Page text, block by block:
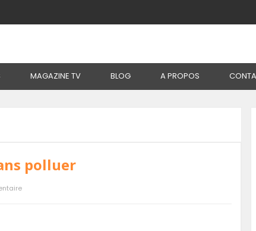
MAGAZINE TV BLOG A PROPOS
Burkina FasoPage 11Étiquette : Burkina Faso
polluer